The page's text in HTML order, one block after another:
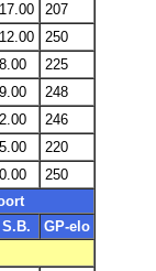
17.00
207
12.00
250
8.00
225
9.00
248
2.00
246
5.00
220
0.00
250
S.B.
GP-elo